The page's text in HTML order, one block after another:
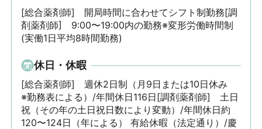
[総合薬剤師]　開局時間に合わせてシフト制勤務[調
剤薬剤師]　9:00〜19:00内の勤務※変形労働時間制
(実働1日平均8時間勤務)
休日・休暇
[総合薬剤師]　週休2日制（月9日または10日休み
※勤務表による）/年間休日116日[調剤薬剤師]　土日
祝（その年の土日祝日数により変動）/年間休日約
120〜124日（年による） 有給休暇（法定通り）/慶